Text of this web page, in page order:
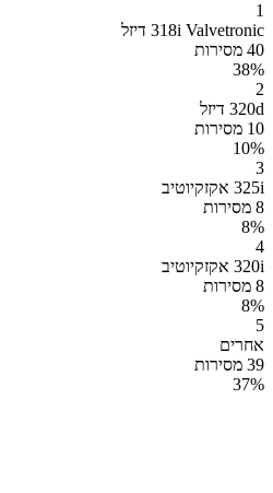
1
318i Valvetronic דיזל
40 מסירות
38%
2
320d דיזל
10 מסירות
10%
3
325i אקזקיוטיב
8 מסירות
8%
4
320i אקזקיוטיב
8 מסירות
8%
5
אחרים
39 מסירות
37%